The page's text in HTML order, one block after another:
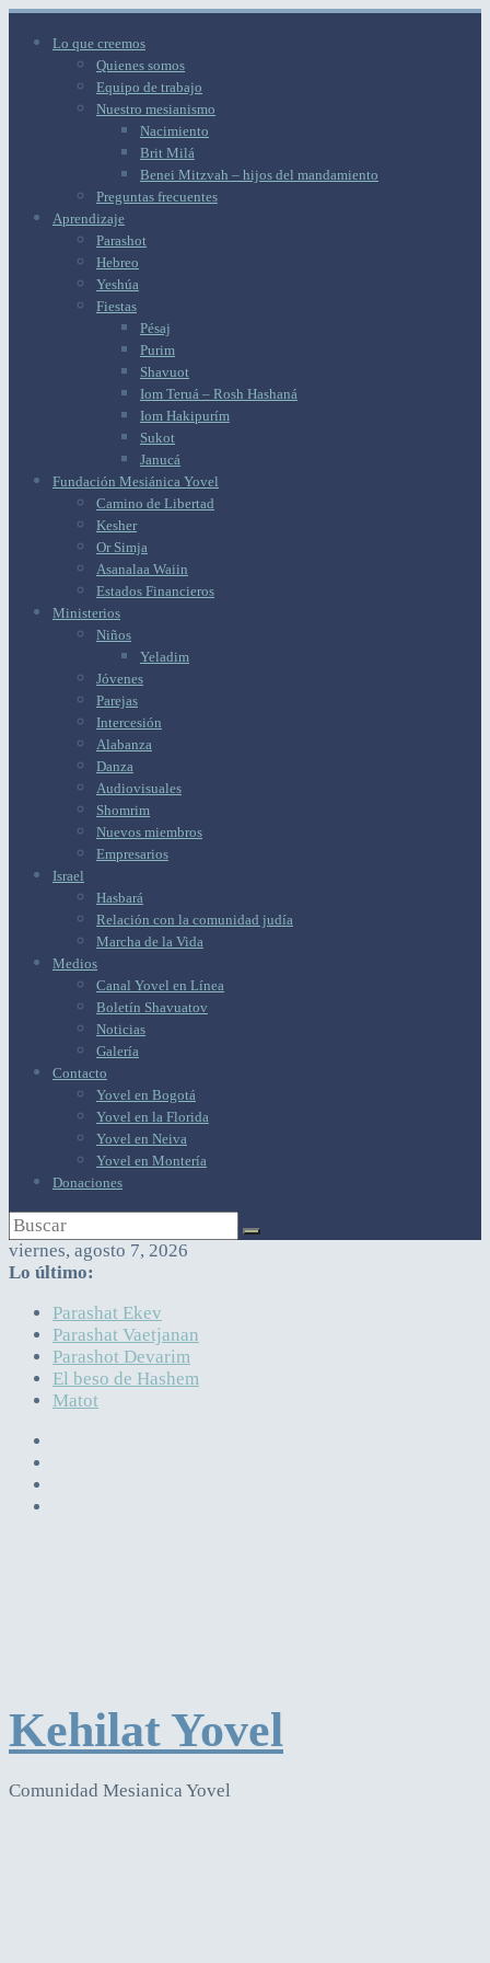
Lo que creemos
Quienes somos
Equipo de trabajo
Nuestro mesianismo
Nacimiento
Brit Milá
Benei Mitzvah – hijos del mandamiento
Preguntas frecuentes
Aprendizaje
Parashot
Hebreo
Yeshúa
Fiestas
Pésaj
Purim
Shavuot
Iom Teruá – Rosh Hashaná
Iom Hakipurím
Sukot
Janucá
Fundación Mesiánica Yovel
Camino de Libertad
Kesher
Or Simja
Asanalaa Waiin
Estados Financieros
Ministerios
Niños
Yeladim
Jóvenes
Parejas
Intercesión
Alabanza
Danza
Audiovisuales
Shomrim
Nuevos miembros
Empresarios
Israel
Hasbará
Relación con la comunidad judía
Marcha de la Vida
Medios
Canal Yovel en Línea
Boletín Shavuatov
Noticias
Galería
Contacto
Yovel en Bogotá
Yovel en la Florida
Yovel en Neiva
Yovel en Montería
Donaciones
viernes, agosto 7, 2026
Lo último:
Parashat Ekev
Parashat Vaetjanan
Parashot Devarim
El beso de Hashem
Matot
Kehilat Yovel
Comunidad Mesianica Yovel